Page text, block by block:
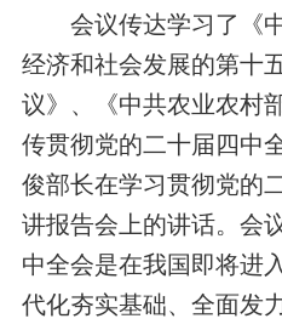
会议传达学习了《
经济和社会发展的第十
议》、《中共农业农村
传贯彻党的二十届四中
俊部长在学习贯彻党的
讲报告会上的讲话。会
中全会是在我国即将进
代化夯实基础、全面发